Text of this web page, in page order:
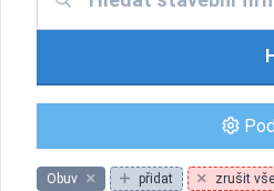
Obuv přidat zrušit